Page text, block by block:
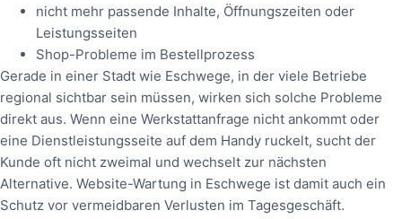
nicht mehr passende Inhalte, Öffnungszeiten oder
Leistungsseiten
Shop-Probleme im Bestellprozess
Gerade in einer Stadt wie Eschwege, in der viele Betriebe
regional sichtbar sein müssen, wirken sich solche Probleme
direkt aus. Wenn eine Werkstattanfrage nicht ankommt oder
eine Dienstleistungsseite auf dem Handy ruckelt, sucht der
Kunde oft nicht zweimal und wechselt zur nächsten
Alternative. Website-Wartung in Eschwege ist damit auch ein
Schutz vor vermeidbaren Verlusten im Tagesgeschäft.